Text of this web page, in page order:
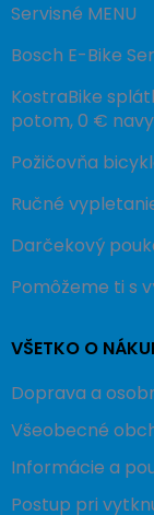
Servisné MENU
Bosch E-Bike
KostraBike
potom, 0 €
Požičovňa
Ručné
Darčekový
Pomôžeme ti s
VŠETKO O
Doprava a
Všeobecné
Informácie a
Postup pri